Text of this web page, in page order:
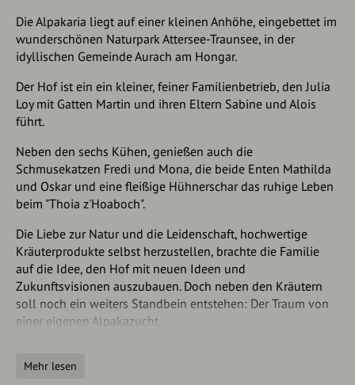
Die Alpakaria liegt auf einer kleinen Anhöhe, eingebettet im
wunderschönen Naturpark Attersee-Traunsee, in der
idyllischen Gemeinde Aurach am Hongar.
Der Hof ist ein ein kleiner, feiner Familienbetrieb, den Julia
Loy mit Gatten Martin und ihren Eltern Sabine und Alois
führt.
Neben den sechs Kühen, genießen auch die
Schmusekatzen Fredi und Mona, die beide Enten Mathilda
und Oskar und eine fleißige Hühnerschar das ruhige Leben
beim "Thoia z'Hoaboch".
Die Liebe zur Natur und die Leidenschaft, hochwertige
Kräuterprodukte selbst herzustellen, brachte die Familie
auf die Idee, den Hof mit neuen Ideen und
Zukunftsvisionen auszubauen. Doch neben den Kräutern
soll noch ein weiters Standbein entstehen: Der Traum von
einer eigenen Alpakazucht.
vor allem supersüße Alpakas bei den Loys ein. Bis heute hat
Mehr lesen